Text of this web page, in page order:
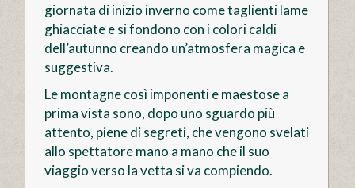
giornata di inizio inverno come taglienti lame
ghiacciate e si fondono con i colori caldi
dell’autunno creando un’atmosfera magica e
suggestiva.
Le montagne così imponenti e maestose a
prima vista sono, dopo uno sguardo più
attento, piene di segreti, che vengono svelati
allo spettatore mano a mano che il suo
viaggio verso la vetta si va compiendo.